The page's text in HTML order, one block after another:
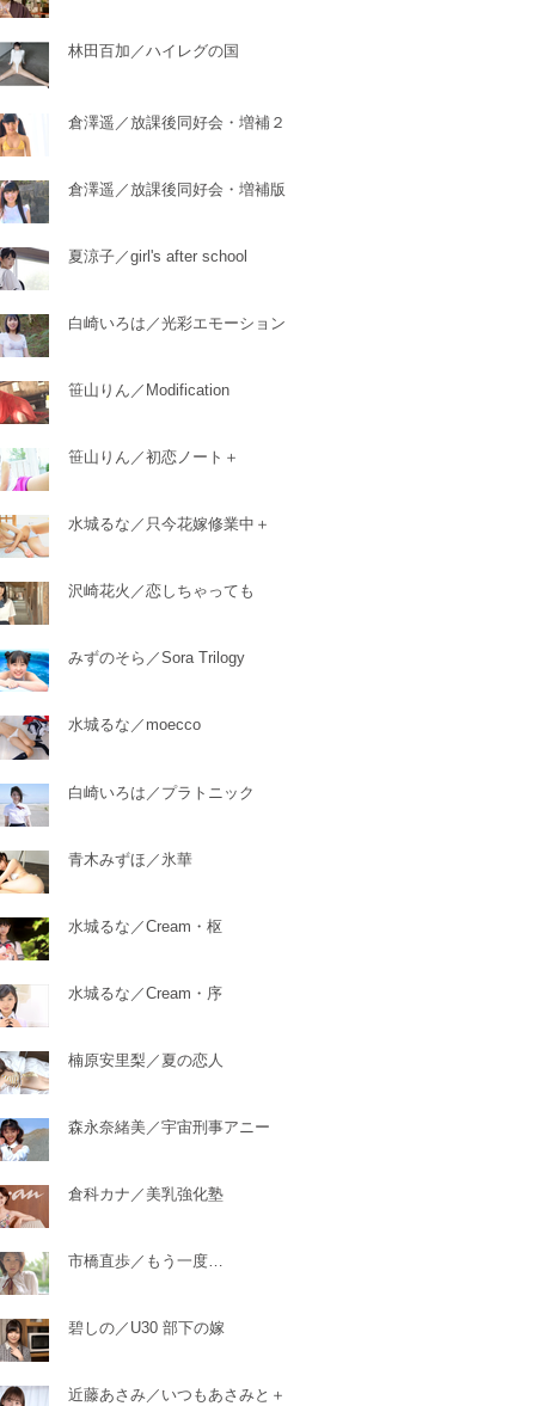
林田百加／ハイレグの国
倉澤遥／放課後同好会・増補２
倉澤遥／放課後同好会・増補版
夏涼子／girl's after school
白崎いろは／光彩エモーション
笹山りん／Modification
笹山りん／初恋ノート＋
水城るな／只今花嫁修業中＋
沢崎花火／恋しちゃっても
みずのそら／Sora Trilogy
水城るな／moecco
白崎いろは／プラトニック
青木みずほ／氷華
水城るな／Cream・枢
水城るな／Cream・序
楠原安里梨／夏の恋人
森永奈緒美／宇宙刑事アニー
倉科カナ／美乳強化塾
市橋直歩／もう一度…
碧しの／U30 部下の嫁
近藤あさみ／いつもあさみと＋